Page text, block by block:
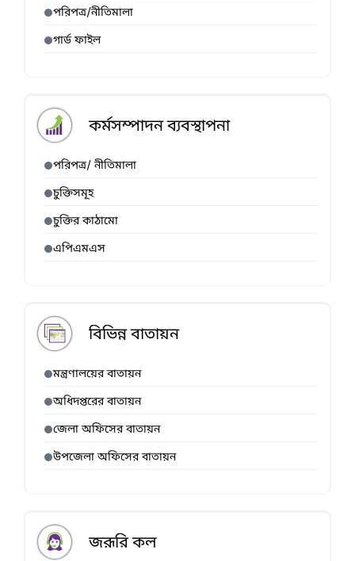
পরিপত্র/নীতিমালা
গার্ড ফাইল
কর্মসম্পাদন ব্যবস্থাপনা
পরিপত্র/ নীতিমালা
চুক্তিসমূহ
চুক্তির কাঠামো
এপিএমএস
বিভিন্ন বাতায়ন
মন্ত্রণালয়ের বাতায়ন
অধিদপ্তরের বাতায়ন
জেলা অফিসের বাতায়ন
উপজেলা অফিসের বাতায়ন
জরূরি কল